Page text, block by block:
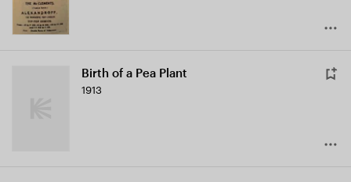
Birth of a Pea Plant
1913